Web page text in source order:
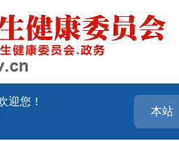
迎您！